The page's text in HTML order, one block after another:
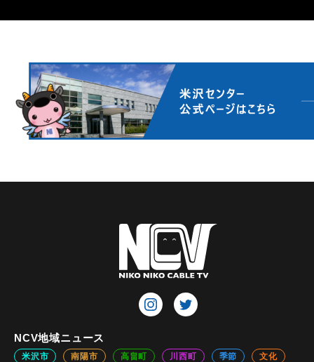
NCV地域ニュース
米沢市 南陽市 高畠町 川西町 季節
文化